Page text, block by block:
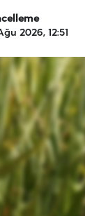
2026, 12:51